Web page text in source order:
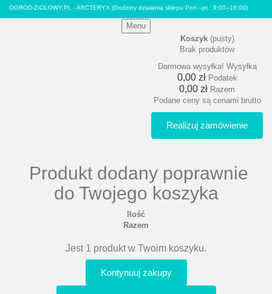
OGROD-ZIOLOWY.PL - ARCTERYX (Godziny działania sklepu Pon.–pt.: 9:00–16:00)
Menu
Koszyk (pusty)
Brak produktów
Darmowa wysyłka! Wysyłka
0,00 zł Podatek
0,00 zł Razem
Podane ceny są cenami brutto
Realizuj zamówienie
Produkt dodany poprawnie
do Twojego koszyka
Ilość
Razem
Jest 1 produkt w Twoim koszyku.
Kontynuuj zakupy